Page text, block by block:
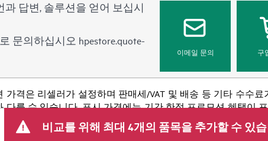
과 답변, 솔루션을 얻어 보십시
문의하십시오 hpestore.quote-
이메일 문의 구
격은 리셀러가 설정하며 판매세/VAT 및 배송 등 기타 수수
를 수 있습니다. 표시 가격에는 기간 한정 프로모션 혜택이
등을 포함하되 이에 국한되지 않는 사유로 언제든지 가격을 조
비교를 위해 최대 4개의 품목을 추가할 수 있